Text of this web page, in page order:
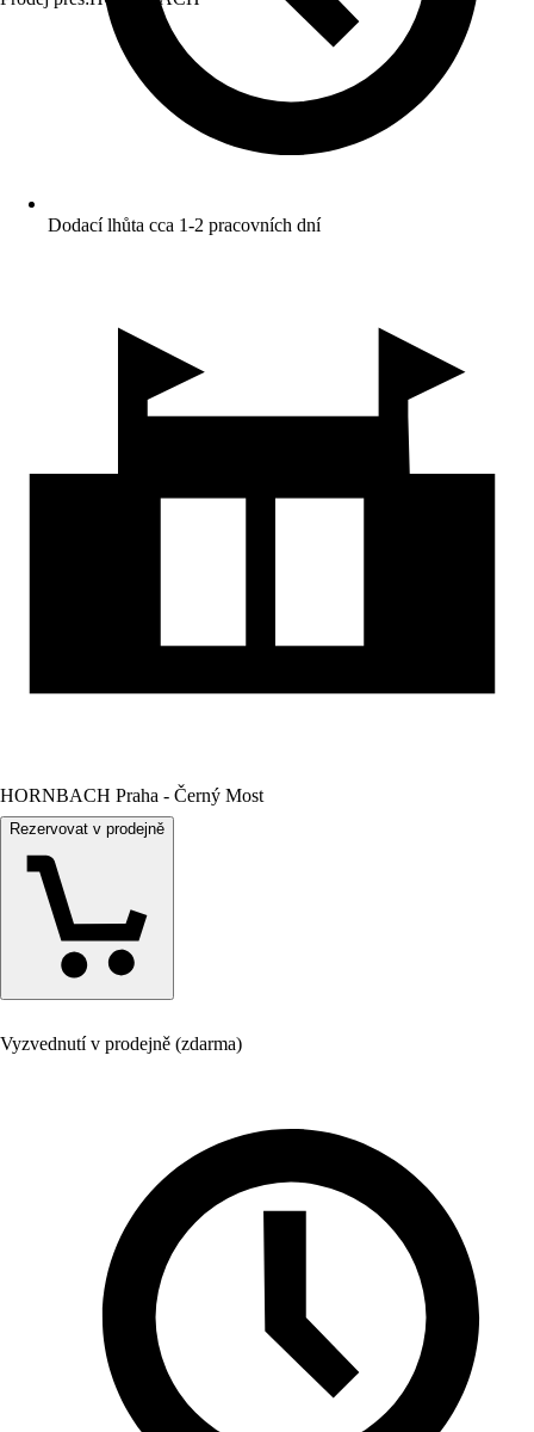
Dodací lhůta cca 1-2 pracovních dní
HORNBACH Praha - Černý Most
Rezervovat v prodejně
Vyzvednutí v prodejně (zdarma)